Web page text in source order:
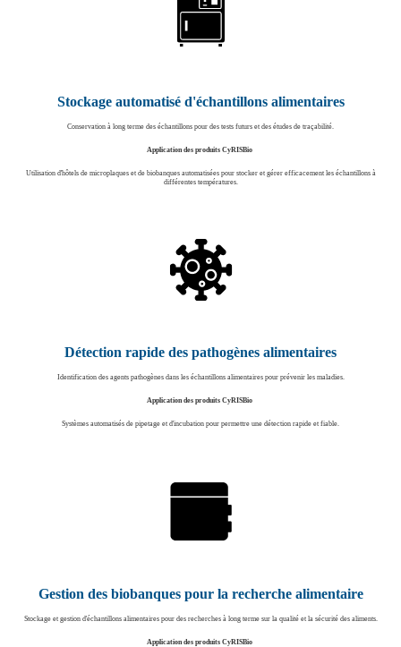
Stockage automatisé d'échantillons alimentaires
Conservation à long terme des échantillons pour des tests futurs et des études de traçabilité.
Application des produits CyRISBio
Utilisation d'hôtels de microplaques et de biobanques automatisées pour stocker et gérer efficacement les échantillons à
différentes températures.
Détection rapide des pathogènes alimentaires
Identification des agents pathogènes dans les échantillons alimentaires pour prévenir les maladies.
Application des produits CyRISBio
Systèmes automatisés de pipetage et d'incubation pour permettre une détection rapide et fiable.
Gestion des biobanques pour la recherche alimentaire
Stockage et gestion d'échantillons alimentaires pour des recherches à long terme sur la qualité et la sécurité des aliments.
Application des produits CyRISBio